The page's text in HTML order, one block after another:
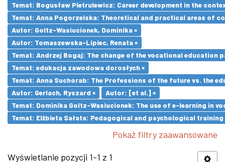
Temat: Bogusław Pietrulewicz: Career development in the
Temat: Anna Pogorzelska: Theoretical and practical areas of
Autor: Goltz-Wasiucionek, Dominika ×
Autor: Tomaszewska-Lipiec, Renata ×
Temat: Andrzej Bogaj: The change of the vocational education
Temat: edukacja zawodowa dorosłych ×
Temat: Anna Suchorab: The Professions of the future vs. the
Autor: Gerlach, Ryszard ×
Autor: [et al.] ×
Temat: Dominika Goltz-Wasiucionek: The use of e-learning in
Temat: Elżbieta Sałata: Pedagogical and psychological
Pokaż filtry zaawansowane
Wyświetlanie pozycji 1-1 z 1